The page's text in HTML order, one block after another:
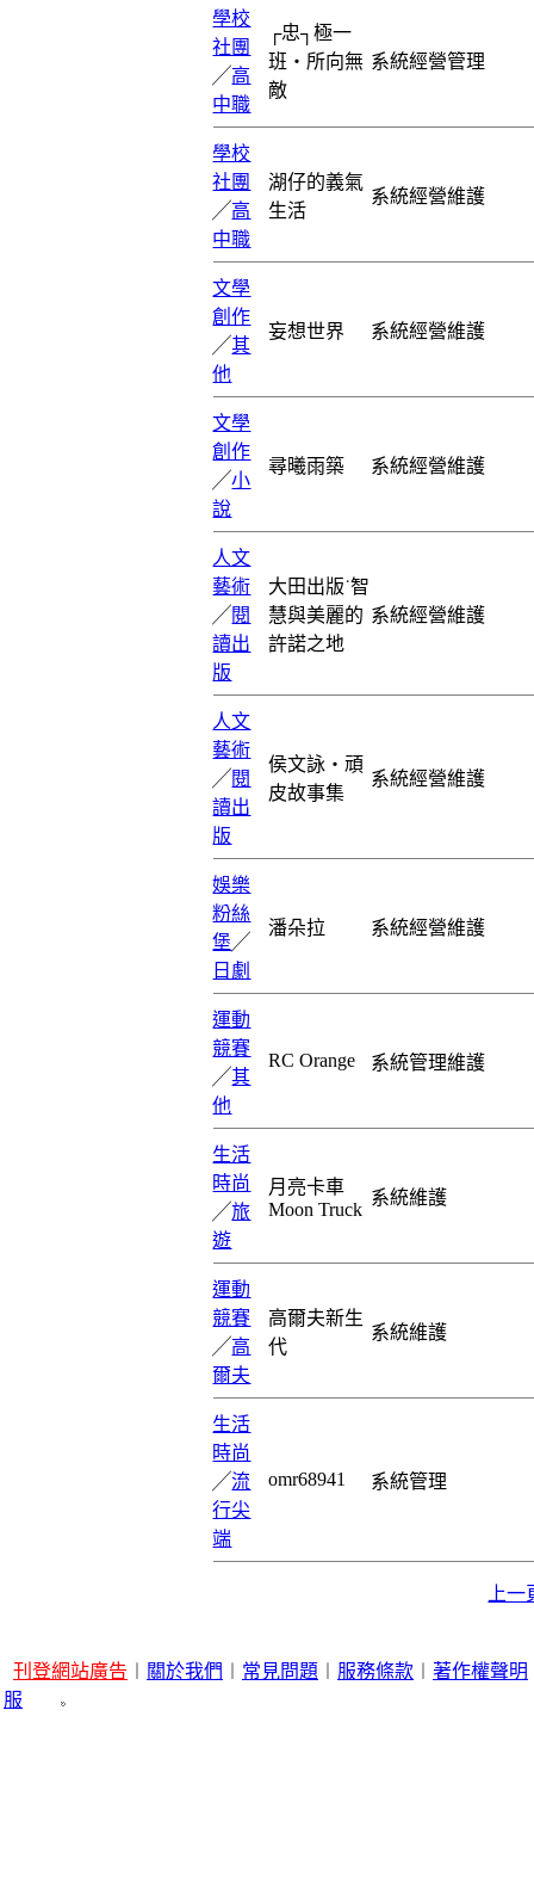
學校
社團
╱高
中職
┌忠┐極一
班‧所向無
敵
系統經營管理
學校
社團
╱高
中職
湖仔的義氣
生活
系統經營維護
文學
創作
╱其
他
妄想世界 系統經營維護
文學
創作
╱小
說
尋曦雨築 系統經營維護
人文
藝術
╱ 閱
讀出
版
大田出版˙智
慧與美麗的
許諾之地
系統經營維護
人文
藝術
╱ 閱
讀出
版
侯文詠‧頑
皮故事集
系統經營維護
娛樂
粉絲
堡 ╱
日劇
潘朵拉 系統經營維護
運動
競賽
╱其
他
RC Orange 系統管理維護
生活
時尚
╱旅
遊
月亮卡車
Moon Truck
系統維護
運動
競賽
╱高
爾夫
高爾夫新生
代
系統維護
生活
時尚
╱流
行尖
端
omr68941 系統管理
上一
刊登網站廣告 關於我們 常見問題 服務條款 著作權聲明
服